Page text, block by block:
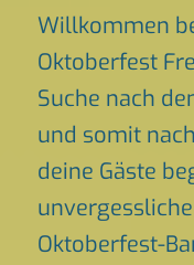
Willkommen
Oktoberfest
Suche nach
und somit
deine Gäste
Oktoberfest-